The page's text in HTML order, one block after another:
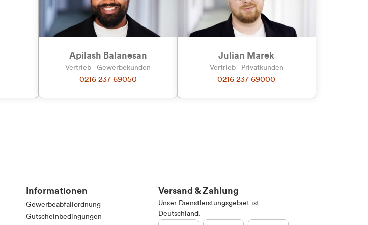
Apilash Balanesan
Vertrieb - Gewerbekunden
0216 237 69050
Julian Marek
Vertrieb - Privatkunden
0216 237 69000
Informationen
Gewerbeabfallordnung
Gutscheinbedingungen
Versand & Zahlung
Unser Dienstleistungsgebiet ist
Deutschland.